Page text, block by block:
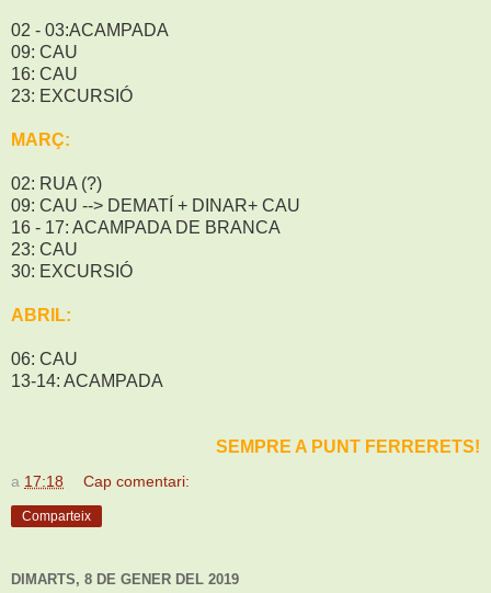
02 - 03:ACAMPADA
09: CAU
16: CAU
23: EXCURSIÓ
MARÇ:
02: RUA (?)
09: CAU --> DEMATÍ + DINAR+ CAU
16 - 17: ACAMPADA DE BRANCA
23: CAU
30: EXCURSIÓ
ABRIL:
06: CAU
13-14: ACAMPADA
SEMPRE A PUNT FERRERETS!
a 17:18 Cap comentari:
Comparteix
DIMARTS, 8 DE GENER DEL 2019